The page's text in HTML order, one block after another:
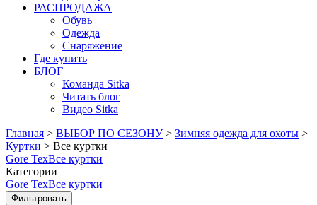
РАСПРОДАЖА
Обувь
Одежда
Снаряжение
Где купить
БЛОГ
Команда Sitka
Читать блог
Видео Sitka
Главная > ВЫБОР ПО СЕЗОНУ > Зимняя одежда для охоты >
Куртки > Все куртки
Gore TexВсе куртки
Категории
Gore TexВсе куртки